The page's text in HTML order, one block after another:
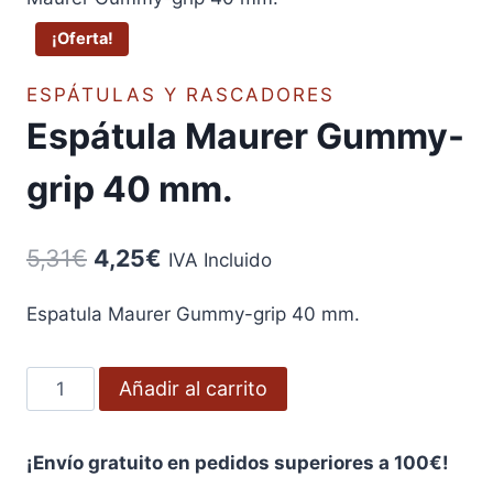
¡Oferta!
ESPÁTULAS Y RASCADORES
Espátula Maurer Gummy-
grip 40 mm.
5,31€ El
original
era:
5,31€.
4,25€ El
actual
es:
4,25€.
IVA Incluido
Espatula Maurer Gummy-grip 40 mm.
Espátula
Maurer
grip
Añadir al carrito
¡Envío gratuito en pedidos superiores a 100€!